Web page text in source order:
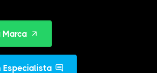
Marca
Especialista